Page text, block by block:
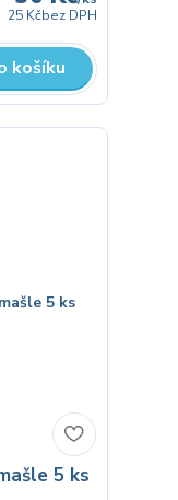
25 Kčbez DPH
košíku
5 ks